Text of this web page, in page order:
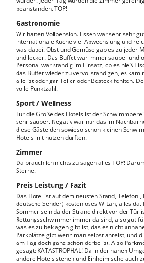
beanstanden. TOP!
Gastronomie
Wir hatten Vollpension. Essen war sehr sehr
internationale Küche viel Abwechslung und
was dabei. Obst und Gemüse gab es zu jeder
und lecker. Das Buffet war immer sauber und
Personal war ständig im Einsatz, ob es hieß
das Buffet wieder zu vervollständigen, es kam
alle ist oder gar Teller oder Besteck fehlten.
volle Punktzahl.
Sport / Wellness
Für die Größe des Hotels ist der
sehr sauber. Negativ war nur das im
diese Gäste den sowieso schon kleinen
Hotels mit nutzen durften.
Zimmer
Da brauch ich nichts zu sagen alles TOP!
Sterne.
Preis Leistung / Fazit
Das Hotel ist auf dem neusten Stand, Telefon ,
deutsche Sender) kostenloses W-Lan, alles da.
Sommer sein da der Strand direkt vor der Tür
Rettungsschwimmer immer da sind, also gut
was es zu beklagen gibt ist, das es nicht
Parkplätze gibt wenn man selbst anreist, und
am Tag doch ganz schön derbe ist. Also
gesagt: KATASTROPHAL! Da in der nahen
andere Hotels stehen und Einheimische auch